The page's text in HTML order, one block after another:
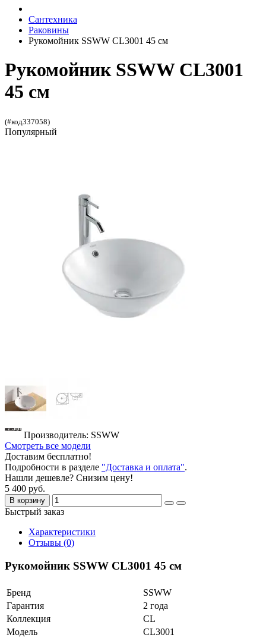
Сантехника
Раковины
Рукомойник SSWW CL3001 45 см
Рукомойник SSWW CL3001
45 см
(#код337058)
Популярный
Производитель: SSWW
Смотреть все модели
Доставим бесплатно!
Подробности в разделе "Доставка и оплата".
Нашли дешевле? Снизим цену!
5 400 руб.
В корзину
Быстрый заказ
Характеристики
Отзывы (0)
Рукомойник SSWW CL3001 45 см
Бренд
SSWW
Гарантия
2 года
Коллекция
CL
Модель
CL3001